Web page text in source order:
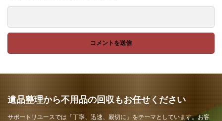
遺品整理から不用品の回収もお任せください
サポートリユースでは「丁寧、迅速、親切に」をテーマとしています。お客